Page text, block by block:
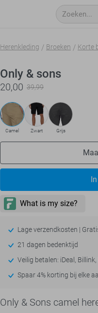
Herenkleding Broeken Korte
Only & sons
20,00 39,99
Camel Zwart Grijs
Lage verzendkosten |
21 dagen bedenktijd
Veilig betalen: iDeal,
Spaar 4% korting bij elke
Only & Sons camel